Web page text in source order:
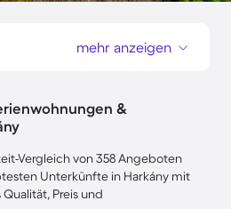
mehr anzeigen
&
Vergleich von 358 Angeboten
Unterkünfte in Harkány mit
Preis und